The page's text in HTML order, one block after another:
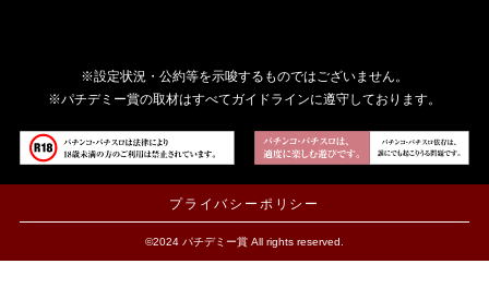
※設定状況・公約等を示唆するものではございません。
※パチデミー賞の取材はすべてガイドラインに遵守しております。
プライバシーポリシー
©2024 パチデミー賞 All rights reserved.